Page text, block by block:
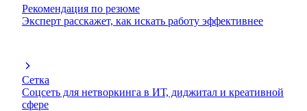
Рекомендация по резюме
Эксперт расскажет, как искать работу эффективнее
Сетка
Соцсеть для нетворкинга в ИТ, диджитал и креативной
сфере